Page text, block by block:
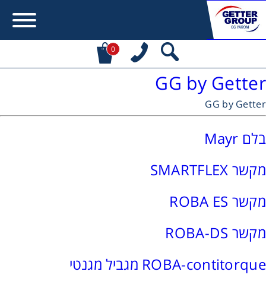
0
GG by Getter
GG by Getter
בלם Mayr
מקשר SMARTFLEX
מקשר ROBA ES
מקשר ROBA-DS
ROBA-contitorque מגביל מגנטי
Contact form not found.